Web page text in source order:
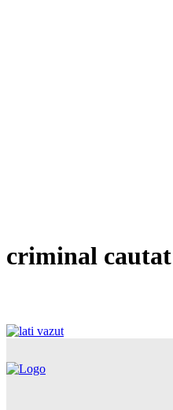
criminal cautat